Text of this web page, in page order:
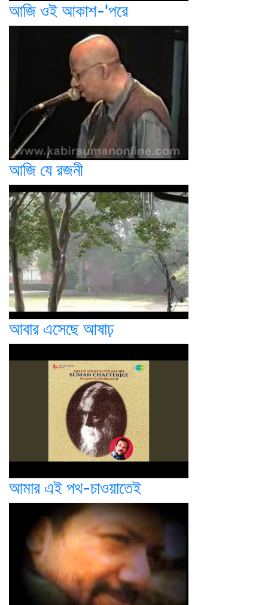
আজি ওই আকাশ-'পরে
আজি যে রজনী
আবার এসেছে আষাঢ়
আমার এই পথ-চাওয়াতেই